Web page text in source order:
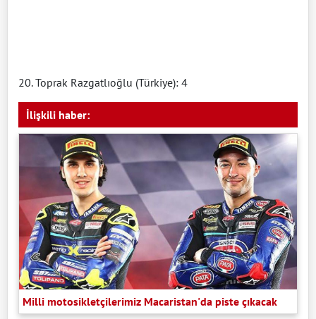
20. Toprak Razgatlıoğlu (Türkiye): 4
İlişkili haber:
Milli motosikletçilerimiz Macaristan'da piste çıkacak